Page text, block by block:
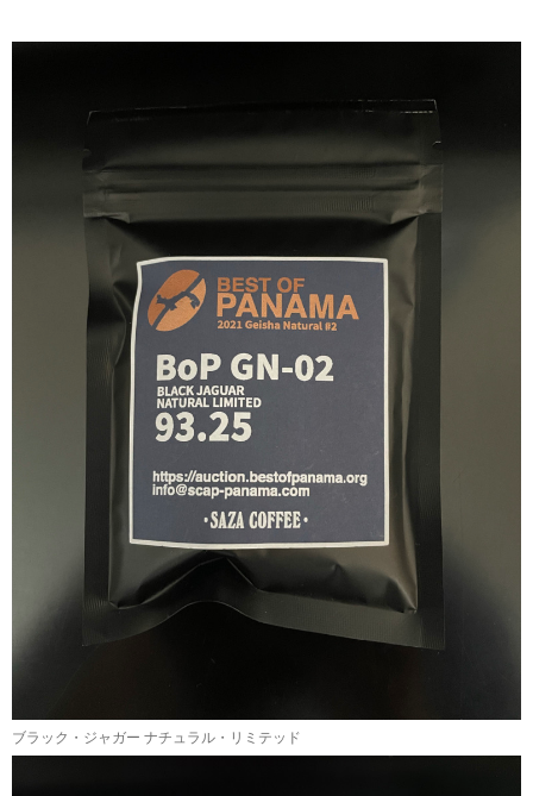
ブラック・ジャガー ナチュラル・リミテッド